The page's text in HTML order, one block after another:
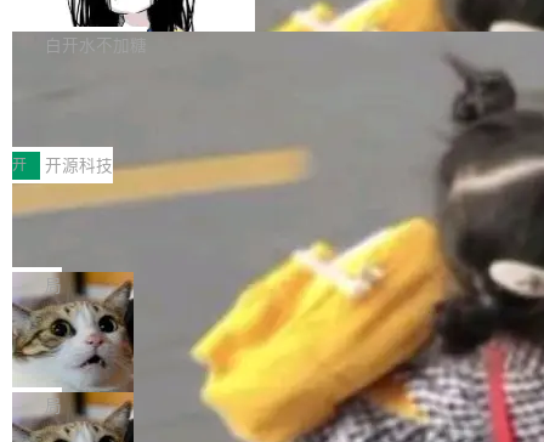
维基百科的替代方案。Lawfare 调查发现，无论
热门页面还是低关注度页面，均未出现近期更
erceptor…五六步之后才能看到第一行翻译文
本。 Solon 换了个方式。整个 i18n 模块围绕三
支持 UPDATE、MERGE INTO 与 Iceb
erg V3
Apache Doris 4.1 要补齐的，正是缺失的那一
半。在已有查询能力的基础上，Doris 进一步支
常维护操作，并完整支持 Iceberg V3 格式。
白开水不加糖
村国家自主创新示范区会议中心开幕。本届大会
由中关村智联软件服务业质量创新联盟主办，以
“智构可信·质创未来——AI原生时代的质量新范
式”为主题，直面AI从实验室走向规模化产业落地
的核心质量命题。会上，《2026智能研发生产力
工具选型手册》发布，Testin云测的Testin XAge
nt智能测试系统入选AI测试领域代表产品。对CI
O而言，这提示了一个转变：AI测试正在从效率
工具升级为企业的质量基础设施。 CIO面对的新
现实 过去两年，CIO们的焦虑清单上多了两项：
开 开源科技
让非法状态不可表示：一篇关于 ADT
有一种东西，一旦用过就回不去了。Alex Fedos
eev 管它叫"软件设计的基石"。 他说的东西不新
鲜——代数数据类型（ADT），尤其是和类型
（sum type）。但他说清楚了一件事：这不是类
型系统的学术体操，是日常编码的思维方式。 文
章从一个简单的例子切入。一个网站的深色主题
设置，如果用布尔值 + 可空字段来表示——bool
局
Cloudflare 开源内部企业 AI 平台 Clou
dflare OS
Cloudflare 发布了一个开源项目 Cloudflare O
S。如果你只看官方博客，你会觉得这是又一
个"AI 知识库 + 聊天机器人"——每个大厂都在
局